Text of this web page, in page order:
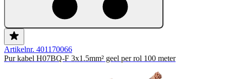
Artikelnr. 401170066
Pur kabel H07BQ-F 3x1.5mm² geel per rol 100 meter